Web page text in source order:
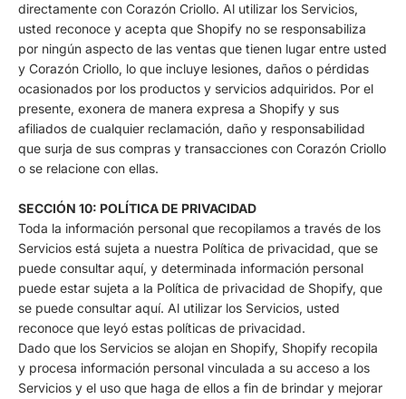
directamente con Corazón Criollo. Al utilizar los Servicios,
usted reconoce y acepta que Shopify no se responsabiliza
por ningún aspecto de las ventas que tienen lugar entre usted
y Corazón Criollo, lo que incluye lesiones, daños o pérdidas
ocasionados por los productos y servicios adquiridos. Por el
presente, exonera de manera expresa a Shopify y sus
afiliados de cualquier reclamación, daño y responsabilidad
que surja de sus compras y transacciones con Corazón Criollo
o se relacione con ellas.
SECCIÓN 10: POLÍTICA DE PRIVACIDAD
Toda la información personal que recopilamos a través de los
Servicios está sujeta a nuestra Política de privacidad, que se
puede consultar aquí, y determinada información personal
puede estar sujeta a la Política de privacidad de Shopify, que
se puede consultar aquí. Al utilizar los Servicios, usted
reconoce que leyó estas políticas de privacidad.
Dado que los Servicios se alojan en Shopify, Shopify recopila
y procesa información personal vinculada a su acceso a los
Servicios y el uso que haga de ellos a fin de brindar y mejorar